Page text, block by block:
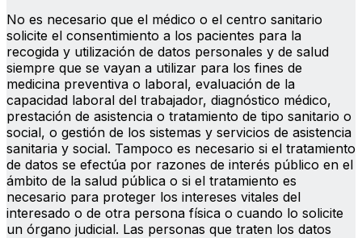
No es necesario que el médico o el centro sanitario
solicite el consentimiento a los pacientes para la
recogida y utilización de datos personales y de salud
siempre que se vayan a utilizar para los fines de
medicina preventiva o laboral, evaluación de la
capacidad laboral del trabajador, diagnóstico médico,
prestación de asistencia o tratamiento de tipo sanitario o
social, o gestión de los sistemas y servicios de asistencia
sanitaria y social. Tampoco es necesario si el tratamiento
de datos se efectúa por razones de interés público en el
ámbito de la salud pública o si el tratamiento es
necesario para proteger los intereses vitales del
interesado o de otra persona física o cuando lo solicite
un órgano judicial. Las personas que traten los datos